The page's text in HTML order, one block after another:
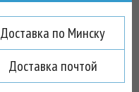
Доставка по Минску
Доставка почтой